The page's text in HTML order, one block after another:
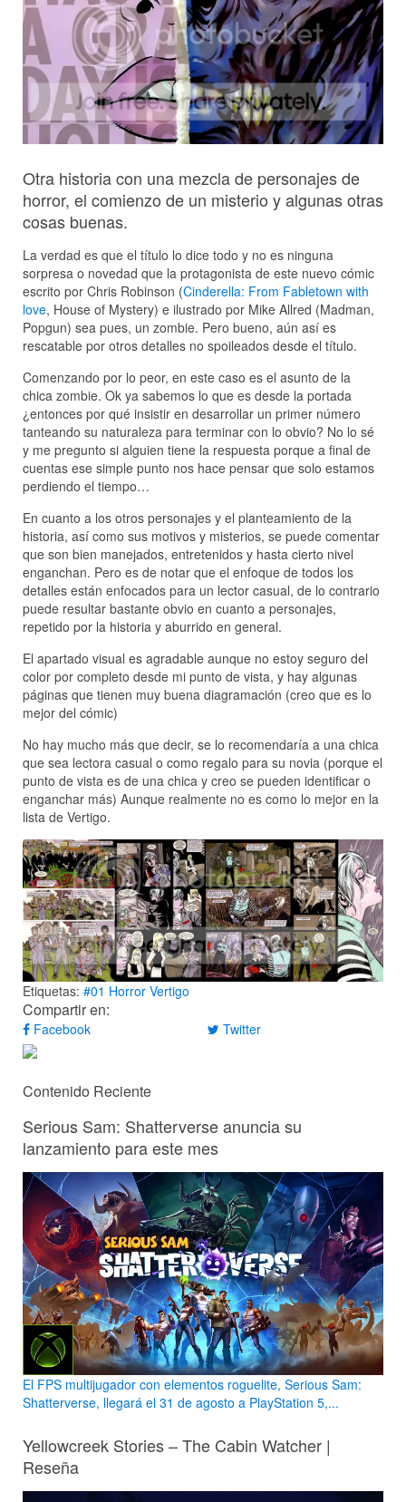
Otra historia con una mezcla de personajes de
horror, el comienzo de un misterio y algunas otras
cosas buenas.
La verdad es que el título lo dice todo y no es ninguna
sorpresa o novedad que la protagonista de este nuevo cómic
escrito por Chris Robinson (Cinderella: From Fabletown with
love, House of Mystery) e ilustrado por Mike Allred (Madman,
Popgun) sea pues, un zombie. Pero bueno, aún así es
rescatable por otros detalles no spoileados desde el título.
Comenzando por lo peor, en este caso es el asunto de la
chica zombie. Ok ya sabemos lo que es desde la portada
¿entonces por qué insistir en desarrollar un primer número
tanteando su naturaleza para terminar con lo obvio? No lo sé
y me pregunto si alguien tiene la respuesta porque a final de
cuentas ese simple punto nos hace pensar que solo estamos
perdiendo el tiempo…
En cuanto a los otros personajes y el planteamiento de la
historia, así como sus motivos y misterios, se puede comentar
que son bien manejados, entretenidos y hasta cierto nivel
enganchan. Pero es de notar que el enfoque de todos los
detalles están enfocados para un lector casual, de lo contrario
puede resultar bastante obvio en cuanto a personajes,
repetido por la historia y aburrido en general.
El apartado visual es agradable aunque no estoy seguro del
color por completo desde mi punto de vista, y hay algunas
páginas que tienen muy buena diagramación (creo que es lo
mejor del cómic)
No hay mucho más que decir, se lo recomendaría a una chica
que sea lectora casual o como regalo para su novia (porque el
punto de vista es de una chica y creo se pueden identificar o
enganchar más) Aunque realmente no es como lo mejor en la
lista de Vertigo.
Etiquetas: #01 Horror Vertigo
Compartir en:
Facebook Twitter
Contenido Reciente
Serious Sam: Shatterverse anuncia su
lanzamiento para este mes
El FPS multijugador con elementos roguelite, Serious Sam:
Shatterverse, llegará el 31 de agosto a PlayStation 5,...
Yellowcreek Stories – The Cabin Watcher |
Reseña